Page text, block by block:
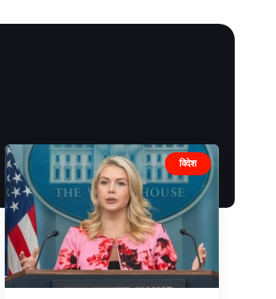
विदेश